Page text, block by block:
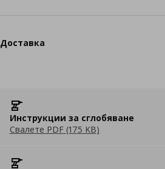
Доставка
Инструкции за сглобяване
Свалете PDF (175 KB)